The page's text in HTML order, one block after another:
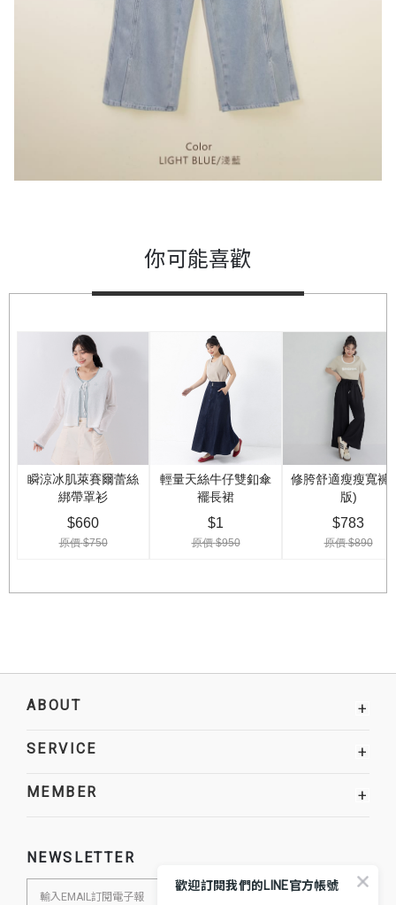
你可能喜歡
ABOUT +
SERVICE +
MEMBER +
NEWSLETTER
歡迎訂閱我們的LINE官方帳號